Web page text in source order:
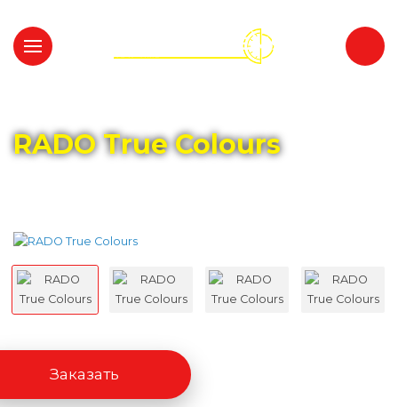
RADO True Colours
Заказать